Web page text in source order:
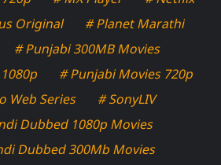
Original
# Planet Marathi
# Punjabi 300MB Movies
# Punjabi Movies 720p
Web Series
# SonyLIV
Dubbed 1080p Movies
Dubbed 300Mb Movies